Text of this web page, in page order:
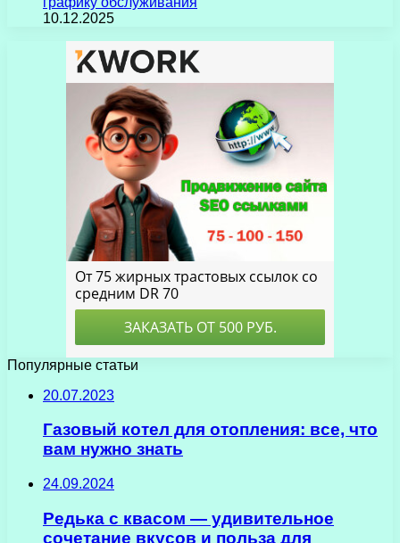
10.12.2025
Популярные статьи
20.07.2023
Газовый котел для отопления: все, что
вам нужно знать
24.09.2024
Редька с квасом — удивительное
сочетание вкусов и польза для